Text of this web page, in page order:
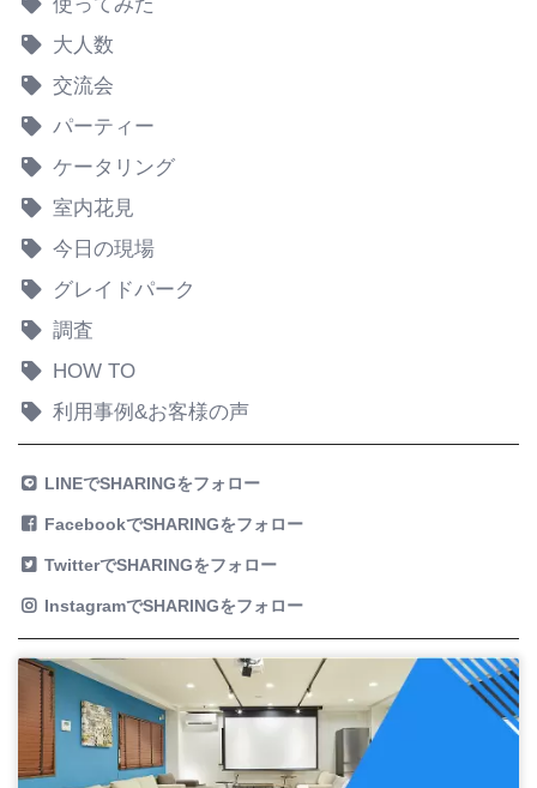
大人数
交流会
パーティー
ケータリング
室内花見
今日の現場
グレイドパーク
調査
HOW TO
利用事例&お客様の声
LINEでSHARINGをフォロー
FacebookでSHARINGをフォロー
TwitterでSHARINGをフォロー
InstagramでSHARINGをフォロー